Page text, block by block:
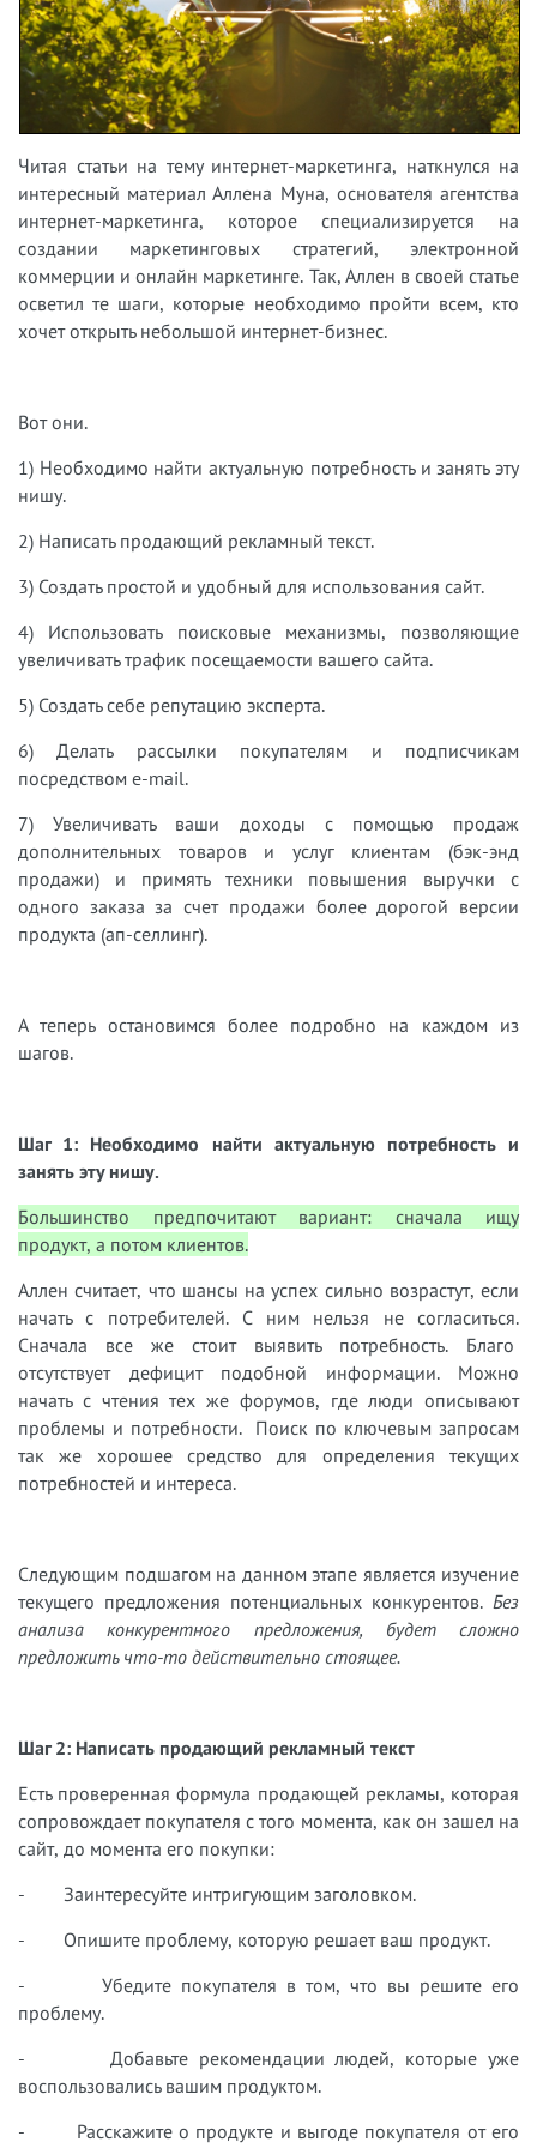
Читая статьи на тему интернет-маркетинга, наткнулся на
интересный материал Аллена Муна, основателя агентства
интернет-маркетинга, которое специализируется на
создании маркетинговых стратегий, электронной
коммерции и онлайн маркетинге. Так, Аллен в своей статье
осветил те шаги, которые необходимо пройти всем, кто
хочет открыть небольшой интернет-бизнес.
Вот они.
1) Необходимо найти актуальную потребность и занять эту
нишу.
2) Написать продающий рекламный текст.
3) Создать простой и удобный для использования сайт.
4) Использовать поисковые механизмы, позволяющие
увеличивать трафик посещаемости вашего сайта.
5) Создать себе репутацию эксперта.
6) Делать рассылки покупателям и подписчикам
посредством e-mail.
7) Увеличивать ваши доходы с помощью продаж
дополнительных товаров и услуг клиентам (бэк-энд
продажи) и примять техники повышения выручки с
одного заказа за счет продажи более дорогой версии
продукта (ап-селлинг).
А теперь остановимся более подробно на каждом из
шагов.
Шаг 1: Необходимо найти актуальную потребность и
занять эту нишу.
Большинство предпочитают вариант: сначала ищу
продукт, а потом клиентов.
Аллен считает, что шансы на успех сильно возрастут, если
начать с потребителей. С ним нельзя не согласиться.
Сначала все же стоит выявить потребность. Благо
отсутствует дефицит подобной информации. Можно
начать с чтения тех же форумов, где люди описывают
проблемы и потребности. Поиск по ключевым запросам
так же хорошее средство для определения текущих
потребностей и интереса.
Следующим подшагом на данном этапе является изучение
текущего предложения потенциальных конкурентов. Без
анализа конкурентного предложения, будет сложно
предложить что-то действительно стоящее.
Шаг 2: Написать продающий рекламный текст
Есть проверенная формула продающей рекламы, которая
сопровождает покупателя с того момента, как он зашел на
сайт, до момента его покупки:
- Заинтересуйте интригующим заголовком.
- Опишите проблему, которую решает ваш продукт.
- Убедите покупателя в том, что вы решите его
проблему.
- Добавьте рекомендации людей, которые уже
воспользовались вашим продуктом.
- Расскажите о продукте и выгоде покупателя от его